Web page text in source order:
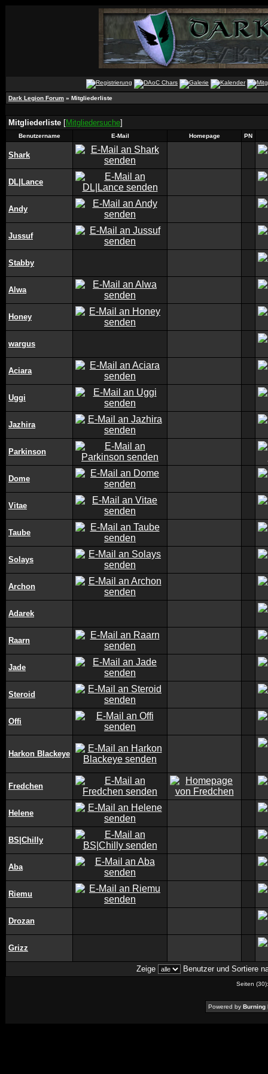
Dark Legion Forum » Mitgliederliste
Mitgliederliste [Mitgliedersuche]
Benutzername E-Mail Homepage PN
Shark
DL|Lance
Andy
Jussuf
Stabby
Alwa
Honey
wargus
Aciara
Uggi
Jazhira
Parkinson
Dome
Vitae
Taube
Solays
Archon
Adarek
Raarn
Jade
Steroid
Offi
Harkon Blackeye
Fredchen
Helene
BS|Chilly
Aba
Riemu
Drozan
Grizz
Zeige Benutzer und Sortiere
Seiten
Powered by Burning